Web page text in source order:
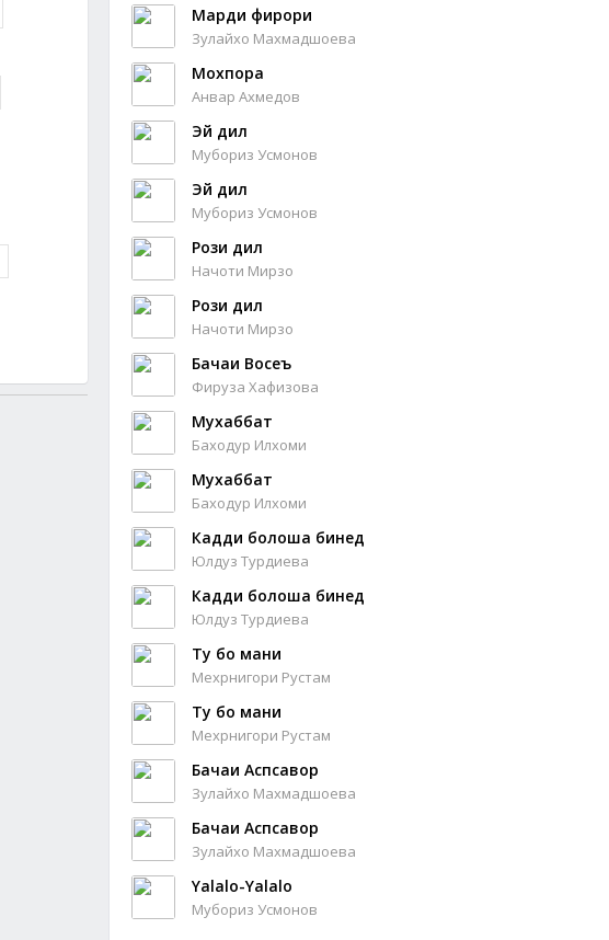
Марди фирори
Зулайхо Махмадшоева
Мохпора
Анвар Ахмедов
Эй дил
Мубориз Усмонов
Эй дил
Мубориз Усмонов
Рози дил
Начоти Мирзо
Рози дил
Начоти Мирзо
Бачаи Восеъ
Фируза Хафизова
Мухаббат
Баходур Илхоми
Мухаббат
Баходур Илхоми
Кадди болоша бинед
Юлдуз Турдиева
Кадди болоша бинед
Юлдуз Турдиева
Ту бо мани
Мехрнигори Рустам
Ту бо мани
Мехрнигори Рустам
Бачаи Аспсавор
Зулайхо Махмадшоева
Бачаи Аспсавор
Зулайхо Махмадшоева
Yalalo-Yalalo
Мубориз Усмонов